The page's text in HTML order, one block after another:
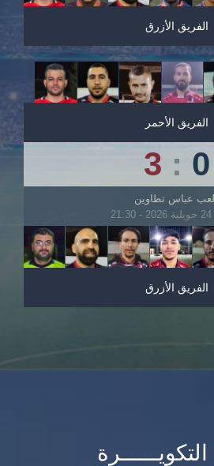
الفريق الأزرق
الفريق الأحمر
3 : 0
عباس تطاوين
الفريق الأزرق
التكويــــــرة